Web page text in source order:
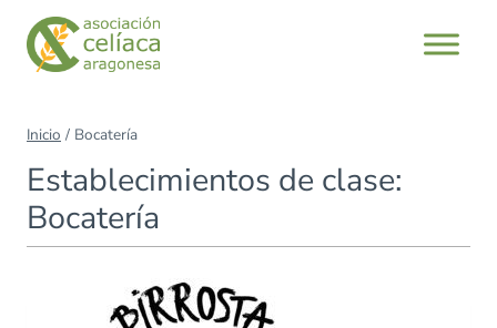
Saltar
contenido
Inicio / Bocatería
Establecimientos de clase:
Bocatería